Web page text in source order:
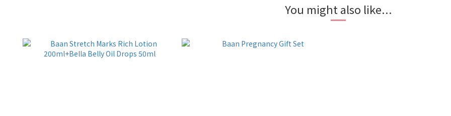
You might also like...